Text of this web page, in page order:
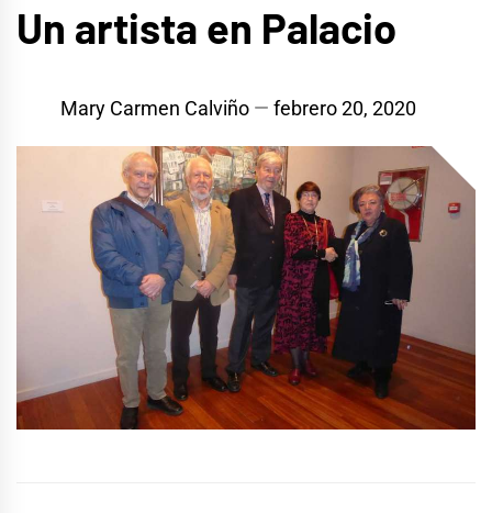
Un artista en Palacio
Mary Carmen Calviño febrero 20, 2020